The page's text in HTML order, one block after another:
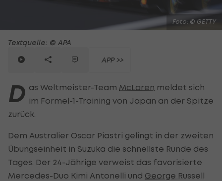
Foto: © GETTY
Textquelle: © APA
APP >>
D as Weltmeister-Team McLaren meldet sich
im Formel-1-Training von Japan an der Spitze
zurück.
Dem Australier Oscar Piastri gelingt in der zweiten
Übungseinheit in Suzuka die schnellste Runde des
Tages. Der 24-Jährige verweist das favorisierte
Mercedes-Duo Kimi Antonelli und George Russell